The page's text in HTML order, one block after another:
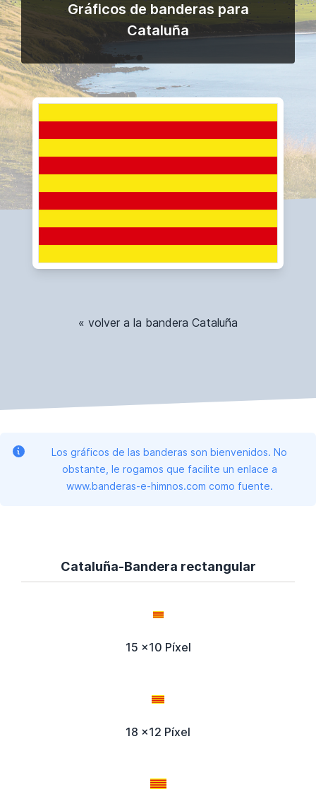
Gráficos de banderas para
Cataluña
« volver a la bandera Cataluña
Los gráficos de las banderas son bienvenidos. No
obstante, le rogamos que facilite un enlace a
www.banderas-e-himnos.com como fuente.
Cataluña-Bandera rectangular
15 x10 Píxel
18 x12 Píxel